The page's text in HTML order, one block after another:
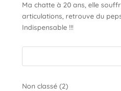
Ma chatte à 20 ans, elle
articulations, retrouve du
Indispensable !!!
Non classé 22